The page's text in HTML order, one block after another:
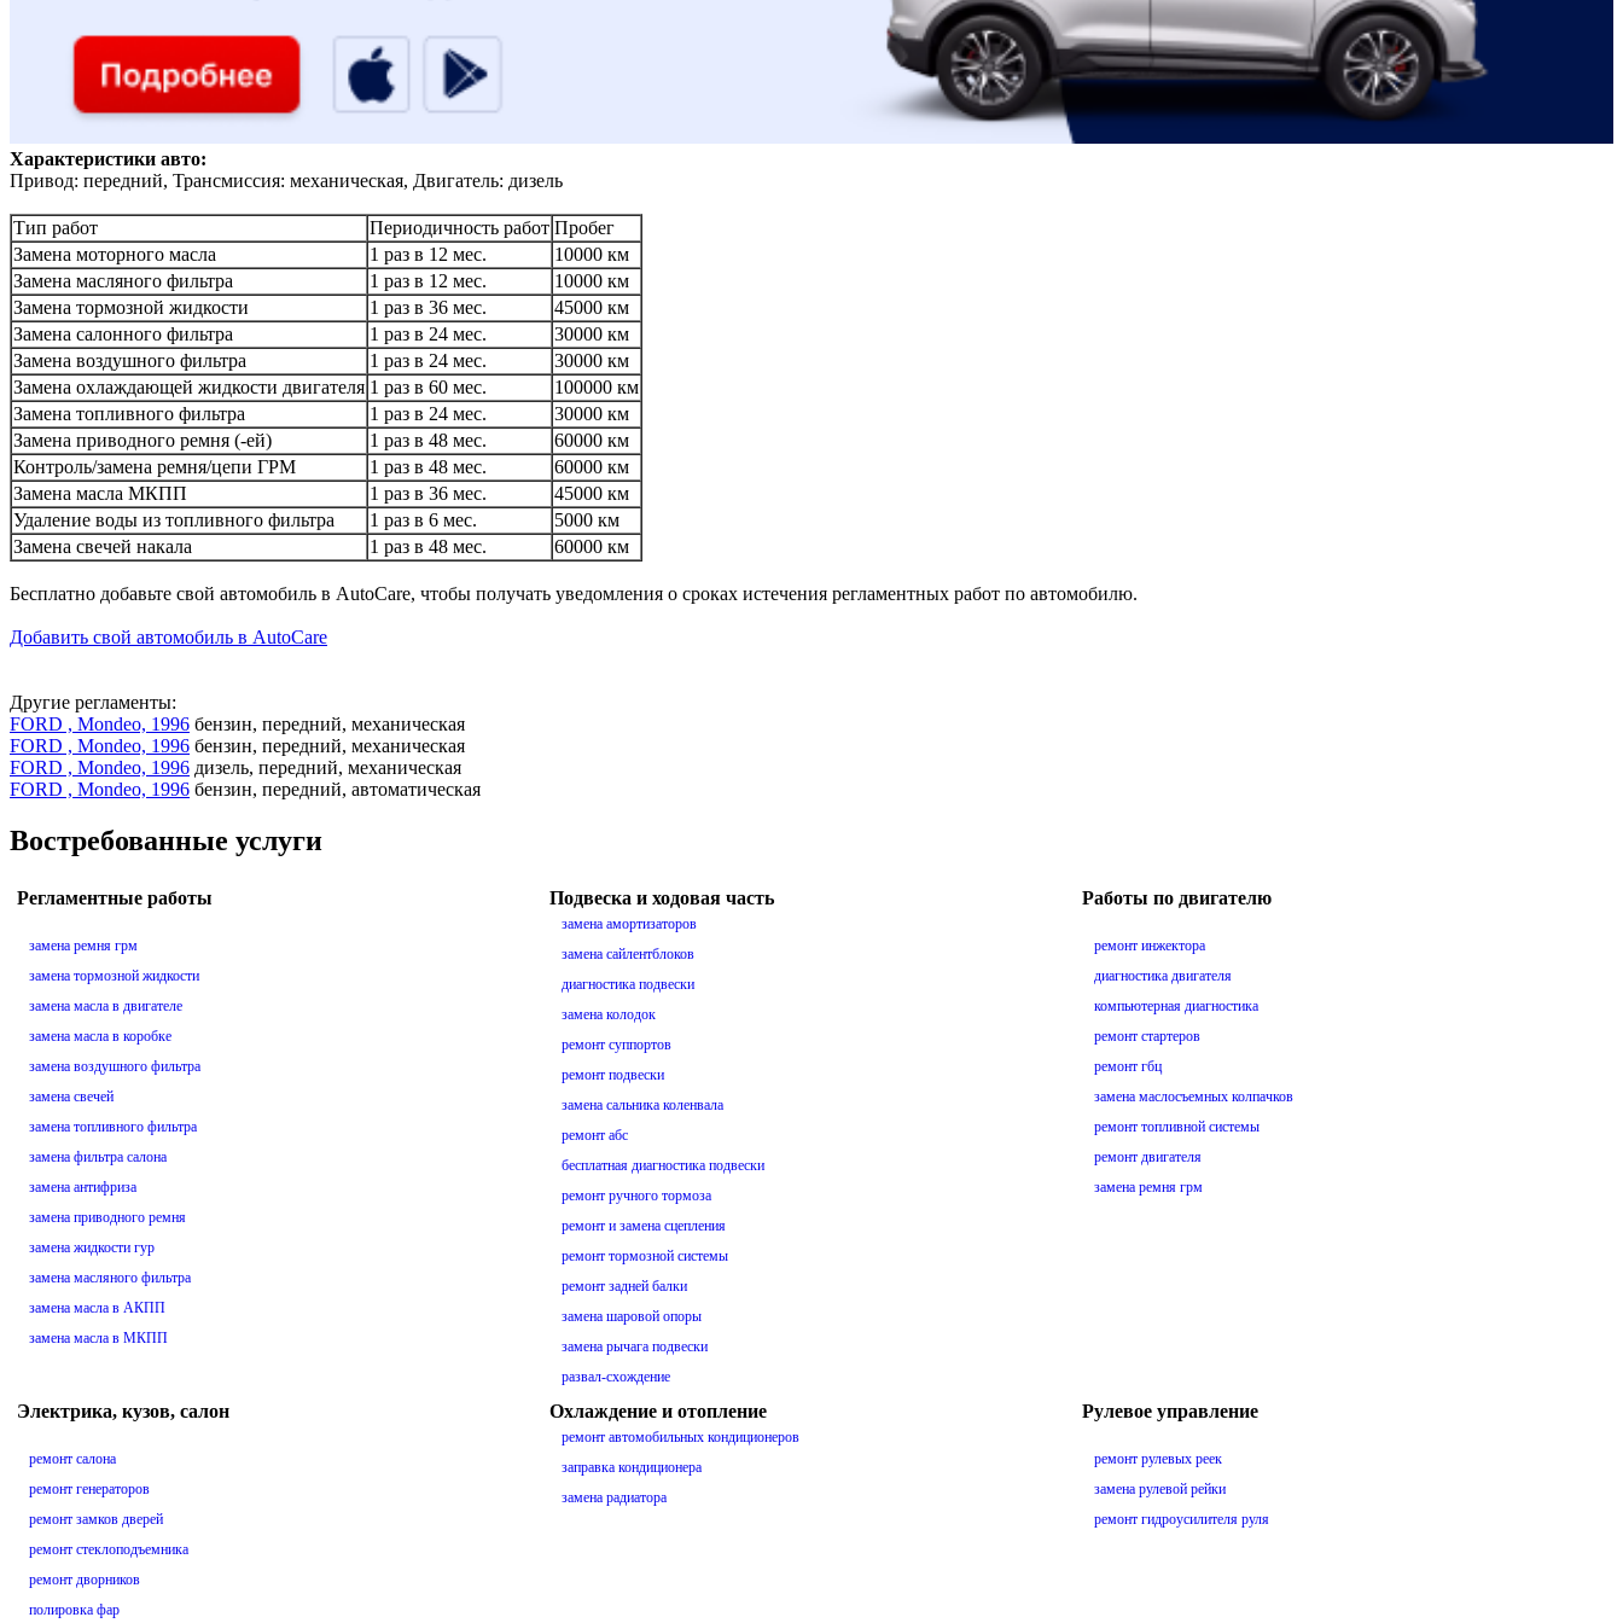
Характеристики авто:
Привод: передний, Трансмиссия: механическая, Двигатель: дизель
Тип работ Периодичность работ Пробег
Замена моторного масла
1 раз в 12 мес.
10000 км
Замена масляного фильтра
1 раз в 12 мес.
10000 км
Замена тормозной жидкости
1 раз в 36 мес.
45000 км
Замена салонного фильтра
1 раз в 24 мес.
30000 км
Замена воздушного фильтра
1 раз в 24 мес.
30000 км
Замена охлаждающей жидкости двигателя 1 раз в 60 мес.
100000 км
Замена топливного фильтра
1 раз в 24 мес.
30000 км
Замена приводного ремня (-ей)
1 раз в 48 мес.
60000 км
Контроль/замена ремня/цепи ГРМ
1 раз в 48 мес.
60000 км
Замена масла МКПП
1 раз в 36 мес.
45000 км
Удаление воды из топливного фильтра
1 раз в 6 мес.
5000 км
Замена свечей накала
1 раз в 48 мес. 60000 км
Бесплатно добавьте свой автомобиль в AutoCare, чтобы получать уведомления о сроках истечения регламентных работ по автомобилю.
Добавить свой автомобиль в AutoCare
Другие регламенты:
FORD , Mondeo, 1996 бензин, передний, механическая
FORD , Mondeo, 1996 бензин, передний, механическая
FORD , Mondeo, 1996 дизель, передний, механическая
FORD , Mondeo, 1996 бензин, передний, автоматическая
Востребованные услуги
Регламентные работы
замена ремня грм
замена тормозной жидкости
замена масла в двигателе
замена масла в коробке
замена воздушного фильтра
замена свечей
замена топливного фильтра
замена фильтра салона
замена антифриза
замена приводного ремня
замена жидкости гур
замена масляного фильтра
замена масла в АКПП
замена масла в МКПП
Подвеска и ходовая часть
замена амортизаторов
замена сайлентблоков
диагностика подвески
замена колодок
ремонт суппортов
ремонт подвески
замена сальника коленвала
ремонт абс
бесплатная диагностика подвески
ремонт ручного тормоза
ремонт и замена сцепления
ремонт тормозной системы
ремонт задней балки
замена шаровой опоры
замена рычага подвески
развал-схождение
Работы по двигателю
ремонт инжектора
диагностика двигателя
компьютерная диагностика
ремонт стартеров
ремонт гбц
замена маслосъемных колпачков
ремонт топливной системы
ремонт двигателя
замена ремня грм
Электрика, кузов, салон
ремонт салона
ремонт генераторов
ремонт замков дверей
ремонт стеклоподъемника
ремонт дворников
полировка фар
Охлаждение и отопление
ремонт автомобильных кондиционеров
заправка кондиционера
замена радиатора
Рулевое управление
ремонт рулевых реек
замена рулевой рейки
ремонт гидроусилителя руля